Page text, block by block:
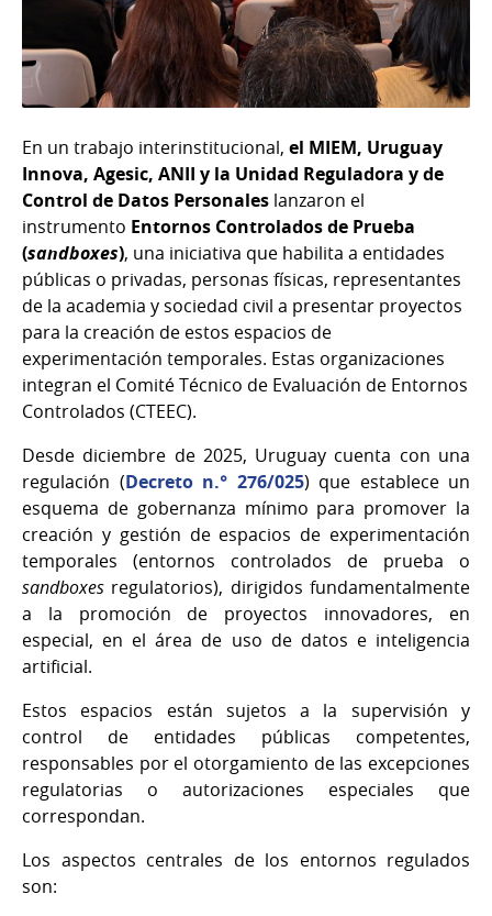
En un trabajo interinstitucional, el MIEM, Uruguay
Innova, Agesic, ANII y la Unidad Reguladora y de
Control de Datos Personales lanzaron el
instrumento Entornos Controlados de Prueba
(sandboxes), una iniciativa que habilita a entidades
públicas o privadas, personas físicas, representantes
de la academia y sociedad civil a presentar proyectos
para la creación de estos espacios de
experimentación temporales. Estas organizaciones
integran el Comité Técnico de Evaluación de Entornos
Controlados (CTEEC).
Desde diciembre de 2025, Uruguay cuenta con una
regulación (Decreto n.° 276/025) que establece un
esquema de gobernanza mínimo para promover la
creación y gestión de espacios de experimentación
temporales (entornos controlados de prueba o
sandboxes regulatorios), dirigidos fundamentalmente
a la promoción de proyectos innovadores, en
especial, en el área de uso de datos e inteligencia
artificial.
Estos espacios están sujetos a la supervisión y
control de entidades públicas competentes,
responsables por el otorgamiento de las excepciones
regulatorias o autorizaciones especiales que
correspondan.
Los aspectos centrales de los entornos regulados
son: